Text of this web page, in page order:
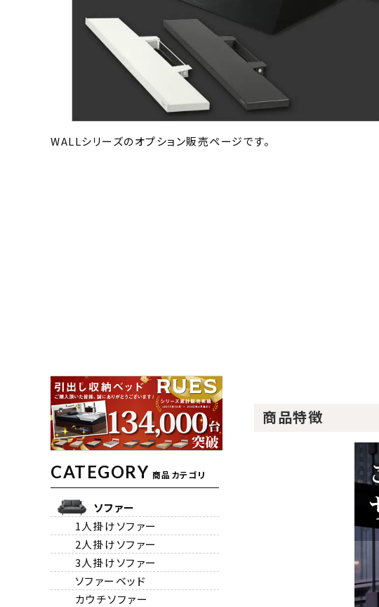
WALLシリーズのオプション販売ページです。
CATEGORY 商品カテゴリ
ソファー
1人掛けソファー
2人掛けソファー
3人掛けソファー
ソファーベッド
カウチソファー
商品特徴